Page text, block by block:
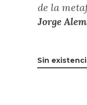
de la
Jorge
Sin